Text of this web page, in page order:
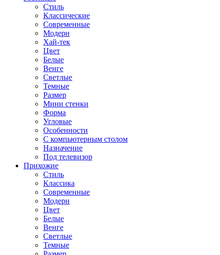
Стиль
Классические
Современные
Модерн
Хай-тек
Цвет
Белые
Венге
Светлые
Темные
Размер
Мини стенки
Форма
Угловые
Особенности
С компьютерным столом
Назначение
Под телевизор
Прихожие
Стиль
Классика
Современные
Модерн
Цвет
Белые
Венге
Светлые
Темные